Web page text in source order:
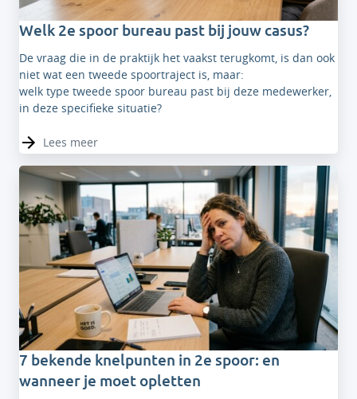
Welk 2e spoor bureau past bij jouw casus?
De vraag die in de praktijk het vaakst terugkomt, is dan ook
niet wat een tweede spoortraject is, maar:
welk type tweede spoor bureau past bij deze medewerker,
in deze specifieke situatie?
Lees meer
7 bekende knelpunten in 2e spoor: en
wanneer je moet opletten